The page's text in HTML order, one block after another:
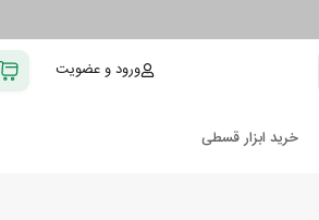
ورود و عضویت
خرید ابزار قسطی